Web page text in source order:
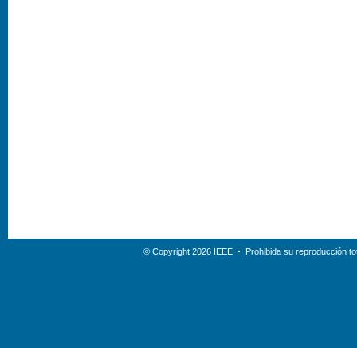
© Copyright 2026 IEEE Prohibida su reproducción